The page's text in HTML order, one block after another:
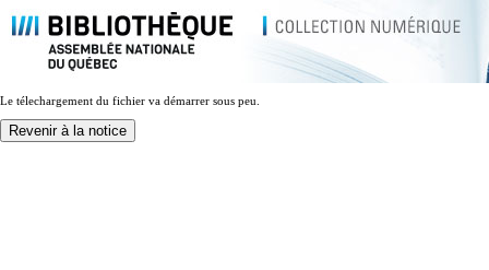
Le télechargement du fichier va démarrer sous peu.